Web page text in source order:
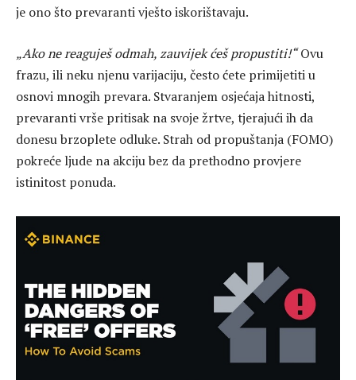
je ono što prevaranti vješto iskorištavaju.
„Ako ne reaguješ odmah, zauvijek ćeš propustiti!“Ovu
frazu, ili neku njenu varijaciju, često ćete primijetiti u
osnovi mnogih prevara. Stvaranjem osjećaja hitnosti,
prevaranti vrše pritisak na svoje žrtve, tjerajući ih da
donesu brzoplete odluke. Strah od propuštanja (FOMO)
pokreće ljude na akciju bez da prethodno provjere
istinitost ponuda.